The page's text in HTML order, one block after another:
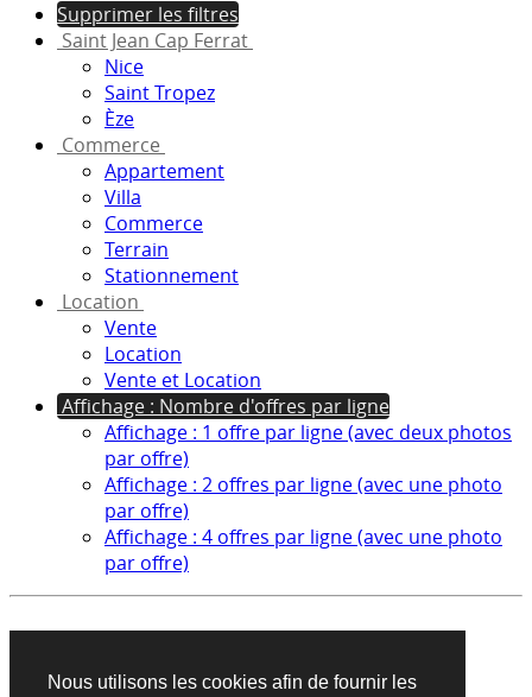
Nous utilisons les cookies afin de fournir les
Supprimer les filtres
Saint Jean Cap Ferrat
Nice
Saint Tropez
Èze
Commerce
Appartement
Villa
Commerce
Terrain
Stationnement
Location
Vente
Location
Vente et Location
Affichage : Nombre d'offres par ligne
Affichage : 1 offre par ligne (avec deux photos
par offre)
Affichage : 2 offres par ligne (avec une photo
par offre)
Affichage : 4 offres par ligne (avec une photo
par offre)